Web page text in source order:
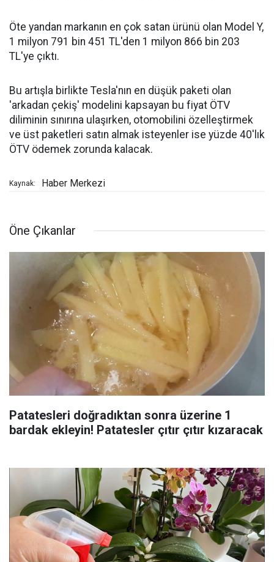
Öte yandan markanın en çok satan ürünü olan Model Y,
1 milyon 791 bin 451 TL'den 1 milyon 866 bin 203
TL'ye çıktı.
Bu artışla birlikte Tesla'nın en düşük paketi olan
'arkadan çekiş' modelini kapsayan bu fiyat ÖTV
diliminin sınırına ulaşırken, otomobilini özelleştirmek
ve üst paketleri satın almak isteyenler ise yüzde 40'lık
ÖTV ödemek zorunda kalacak.
Kaynak: Haber Merkezi
Öne Çıkanlar
Patatesleri doğradıktan sonra üzerine 1
bardak ekleyin! Patatesler çıtır çıtır kızaracak